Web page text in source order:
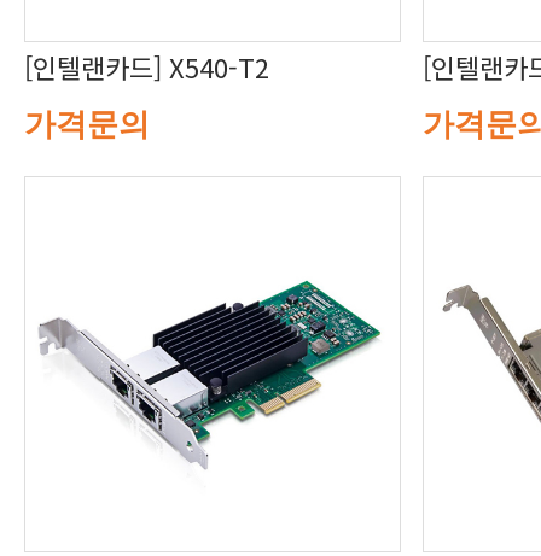
[인텔랜카드] X540-T2
가격문의
[인텔랜
가격문